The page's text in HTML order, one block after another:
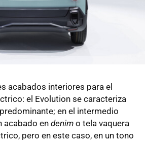
acabados interiores para el
el Evolution se caracteriza
en el intermedio
acabado en denim o tela vaquera
pero en este caso, en un tono